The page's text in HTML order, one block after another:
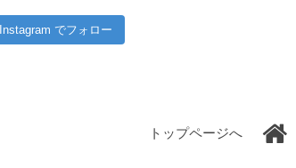
Instagram でフォロー
トップページへ